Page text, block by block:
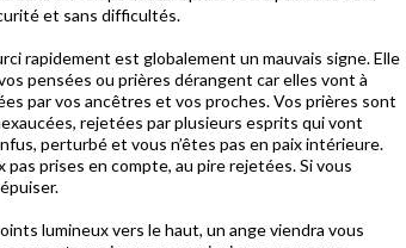
et sans difficultés.
rapidement est globalement un mauvais signe. Elle
pensées ou prières dérangent car elles vont à
par vos ancêtres et vos proches. Vos prières sont
rejetées par plusieurs esprits qui vont
perturbé et vous n’êtes pas en paix intérieure.
prises en compte, au pire rejetées. Si vous
lumineux vers le haut, un ange viendra vous